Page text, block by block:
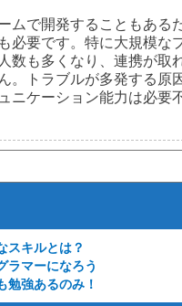
ムで開発することもある
必要です。特に大規模な
数も多くなり、連携が取
。トラブルが多発する原
ニケーション能力は必要
スキルとは？
ラマーになろう
勉強あるのみ！